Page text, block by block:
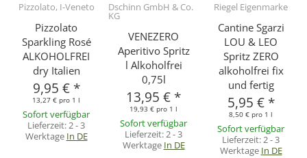
Pizzolato, I-Veneto
Pizzolato
Sparkling Rosé
ALKOHOLFREI
dry Italien
9,95 € *
13,27 € pro 1 l
Sofort verfügbar
Lieferzeit:2 - 3
Werktage In DE
Dschinn GmbH & Co.
KG
VENEZERO
Aperitivo Spritz
l Alkoholfrei
0,75l
13,95 € *
19,93 € pro 1 l
Sofort verfügbar
Lieferzeit:2 - 3
Werktage In DE
Riegel Eigenmarke
Cantine Sgarzi
LOU & LEO
Spritz ZERO
alkoholfrei fix
und fertig
5,95 € *
8,50 € pro 1 l
Sofort verfügbar
Lieferzeit:2 - 3
Werktage In DE